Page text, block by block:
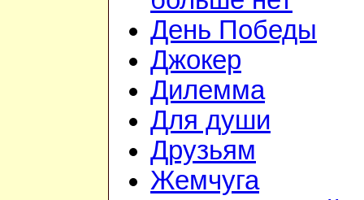
День Победы
Джокер
Дилемма
Для души
Друзьям
Жемчуга